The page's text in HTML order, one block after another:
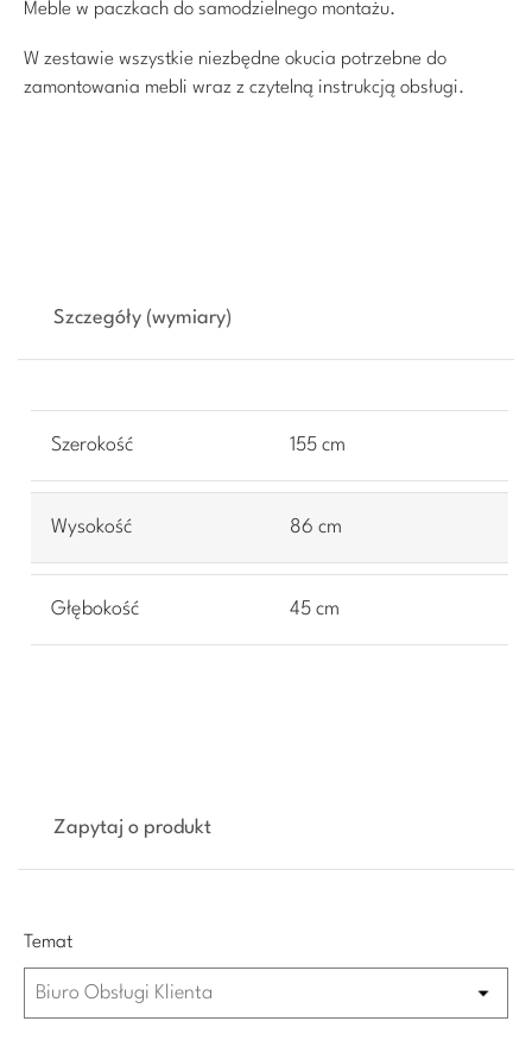
Meble w paczkach do samodzielnego montażu.
W zestawie wszystkie niezbędne okucia potrzebne do
zamontowania mebli wraz z czytelną instrukcją obsługi.
Szczegóły (wymiary)
Szerokość 155 cm
Wysokość 86 cm
Głębokość 45 cm
Zapytaj o produkt
Temat